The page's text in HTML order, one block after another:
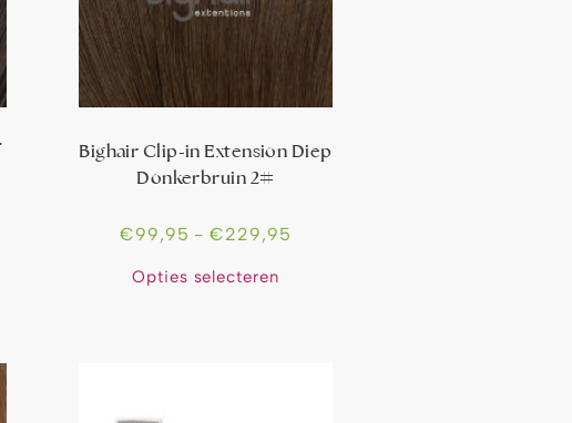
Bighair Clip-in Extension Diep
Donkerbruin 2#
€99,95 - €229,95
Opties selecteren